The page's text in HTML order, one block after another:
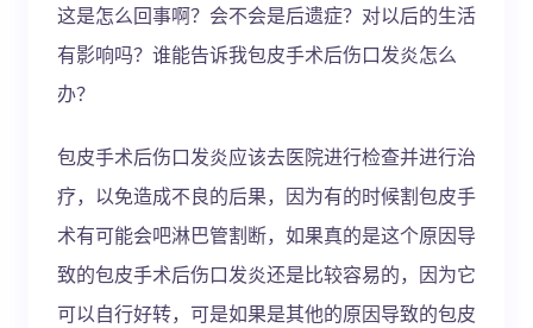
这是怎么回事啊？会不会是后遗症？对以后的生活
有影响吗？谁能告诉我包皮手术后伤口发炎怎么
办？
包皮手术后伤口发炎应该去医院进行检查并进行治
疗，以免造成不良的后果，因为有的时候割包皮手
术有可能会吧淋巴管割断，如果真的是这个原因导
致的包皮手术后伤口发炎还是比较容易的，因为它
可以自行好转，可是如果是其他的原因导致的包皮